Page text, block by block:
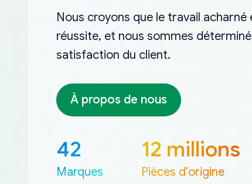
Nous croyons que le travail
réussite, et nous sommes
satisfaction du client.
À propos de nous
42
Marques
12 millions
Pièces d'origine